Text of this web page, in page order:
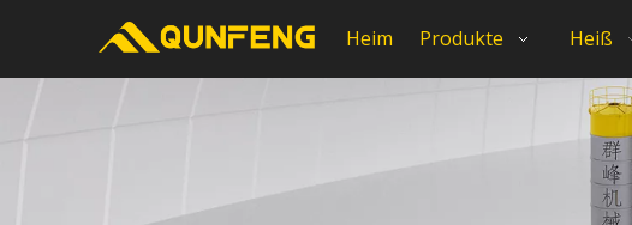
Heim Produkte Heiß